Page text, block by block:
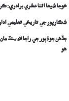
خوجا شيعا اثنا عشري برادري:
شڪارپور جي تاريخي تعليمي
جڏهن جوڌپور جي راجا لاءِ سنڌ
ھو